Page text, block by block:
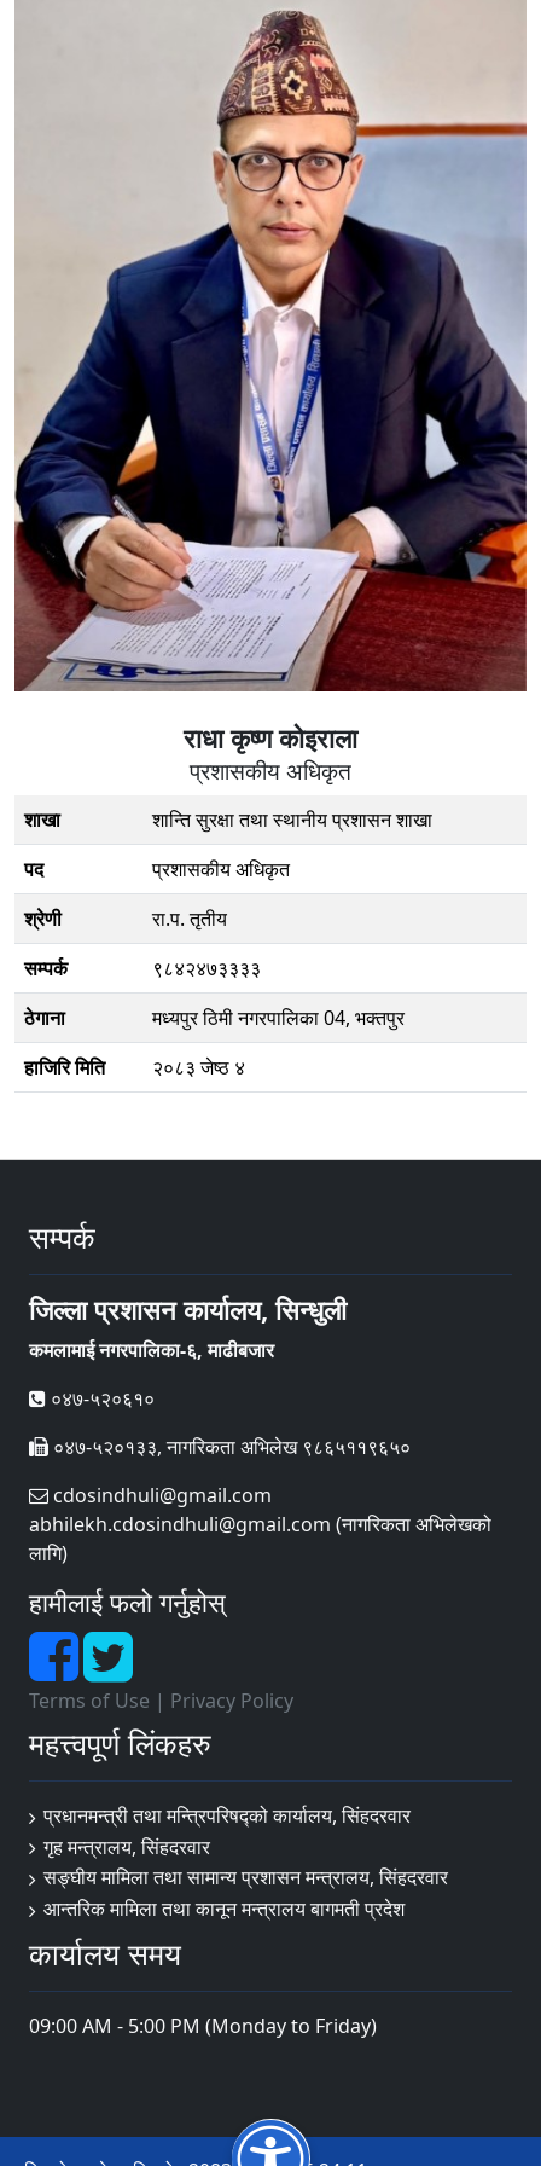
राधा कृष्ण कोइराला
प्रशासकीय अधिकृत
शाखा
शान्ति सुरक्षा तथा स्थानीय प्रशासन शाखा
पद
प्रशासकीय अधिकृत
श्रेणी
रा.प. तृतीय
सम्पर्क
९८४२४७३३३३
ठेगाना
मध्यपुर ठिमी नगरपालिका 04, भक्तपुर
हाजिरि मिति
२०८३ जेष्ठ ४
सम्पर्क
जिल्ला प्रशासन कार्यालय, सिन्धुली
कमलामाई नगरपालिका-६, माढीबजार
०४७-५२०६१०
०४७-५२०१३३, नागरिकता अभिलेख ९८६५११९६५०
cdosindhuli@gmail.com
abhilekh.cdosindhuli@gmail.com (नागरिकता अभिलेखको
लागि)
हामीलाई फलो गर्नुहोस्
Terms of Use | Privacy Policy
महत्त्वपूर्ण लिंकहरु
प्रधानमन्त्री तथा मन्त्रिपरिषद्को कार्यालय, सिंहदरवार
गृह मन्त्रालय, सिंहदरवार
सङ्‍घीय मामिला तथा सामान्य प्रशासन मन्त्रालय, सिंहदरवार
आन्तरिक मामिला तथा कानून मन्त्रालय बागमती प्रदेश
कार्यालय समय
09:00 AM - 5:00 PM (Monday to Friday)